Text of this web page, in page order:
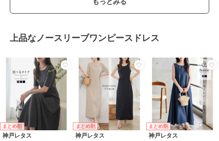
上品なノースリーブワンピースドレス
まとめ割
神戸レタス
まとめ割
神戸レタス
まとめ割
神戸レタス